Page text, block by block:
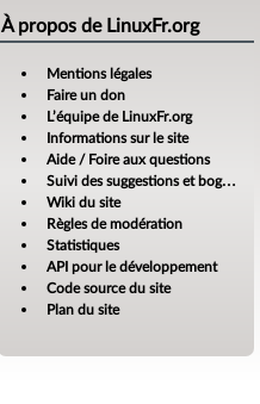
À propos de LinuxFr.org
Mentions légales
Faire un don
L’équipe de LinuxFr.org
Informations sur le site
Aide / Foire aux questions
Suivi des suggestions et bogues
Wiki du site
Règles de modération
Statistiques
API pour le développement
Code source du site
Plan du site